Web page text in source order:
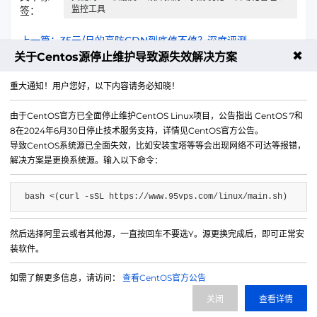
签：
监控工具
上一篇：35元/月的高防CDN到底值不值？深度评测
微信公众号
IDC/ISP证号 B1-20214840
关于Centos源停止维护导致源失效解决方案 ✖
重大通知！用户您好，以下内容请务必知晓！
由于CentOS官方已全面停止维护CentOS Linux项目，公告指出 CentOS 7和
8在2024年6月30日停止技术服务支持，详情见CentOS官方公告。
导致CentOS系统源已全面失效，比如安装宝塔等等会出现网络不可达等报错，
解决方案是更换系统源。输入以下命令：
bash <(curl -sSL https://www.95vps.com/linux/main.sh)
然后选择阿里云或者其他源，一直按回车不要选Y。源更换完成后，即可正常安
装软件。
如需了解更多信息，请访问： 查看CentOS官方公告
查看详情
关闭